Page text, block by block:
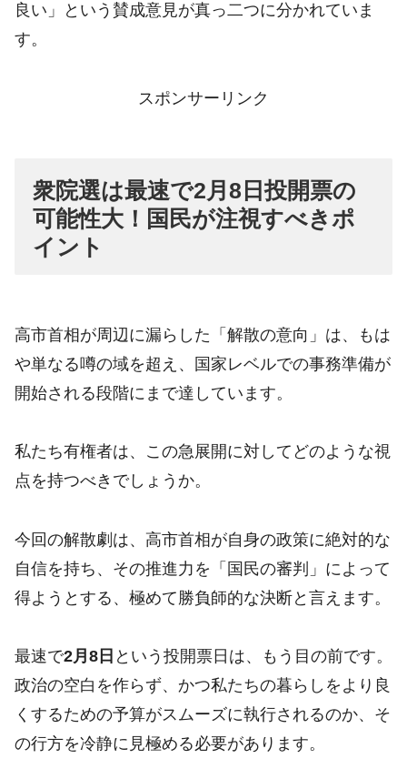
良い」という賛成意見が真っ二つに分かれていま
す。
スポンサーリンク
衆院選は最速で2月8日投開票の
可能性大！国民が注視すべきポ
イント
高市首相が周辺に漏らした「解散の意向」は、もは
や単なる噂の域を超え、国家レベルでの事務準備が
開始される段階にまで達しています。
私たち有権者は、この急展開に対してどのような視
点を持つべきでしょうか。
今回の解散劇は、高市首相が自身の政策に絶対的な
自信を持ち、その推進力を「国民の審判」によって
得ようとする、極めて勝負師的な決断と言えます。
最速で2月8日 という投開票日は、もう目の前です。
政治の空白を作らず、かつ私たちの暮らしをより良
くするための予算がスムーズに執行されるのか、そ
の行方を冷静に見極める必要があります。